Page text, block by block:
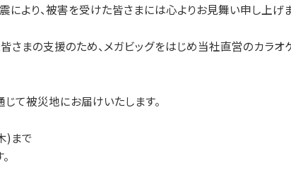
より、被害を受けた皆さまには心よりお見舞い申し上げま
まの支援のため、メガビッグをはじめ当社直営のカラ
て被災地にお届けいたします。
)まで